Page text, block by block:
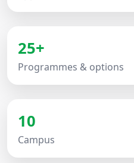
25+
Programmes & options
10
Campus